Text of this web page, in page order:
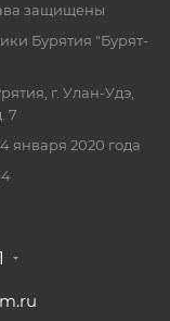
защищены
Бурятия "Бурят-
г. Улан-Удэ,
7
января 2020 года